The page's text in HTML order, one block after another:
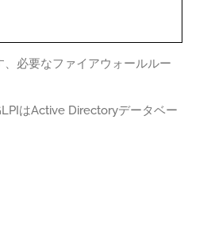
必要なファイアウォールルー
はActive Directoryデータベー